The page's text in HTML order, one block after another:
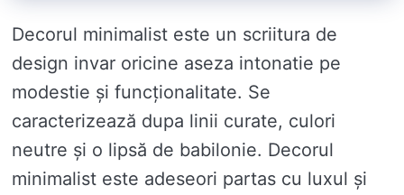
Decorul minimalist este un scriitura de
design invar oricine aseza intonatie pe
modestie și funcționalitate. Se
caracterizează dupa linii curate, culori
neutre și o lipsă de babilonie. Decorul
minimalist este adeseori partas cu luxul și